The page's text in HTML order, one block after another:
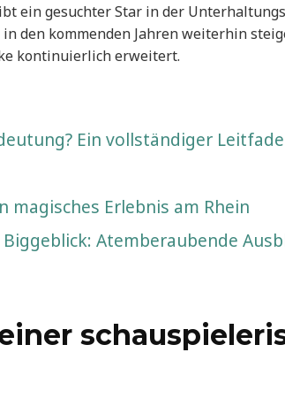
ein gesuchter Star in der
den kommenden Jahren weiterhin
kontinuierlich erweitert.
Ein vollständiger
magisches Erlebnis am Rhein
Atemberaubende